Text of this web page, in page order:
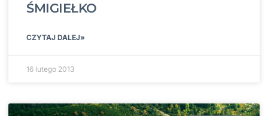
ŚMIGIEŁKO
CZYTAJ DALEJ»
16 lutego 2013